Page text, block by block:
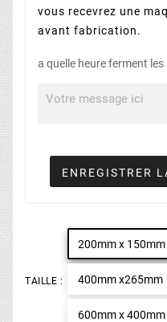
vous recevrez une
avant fabrication.
a quelle heure ferment les
ENREGISTRER
TAILLE :
200mm x 150mm
400mm x265mm
600mm x 400mm